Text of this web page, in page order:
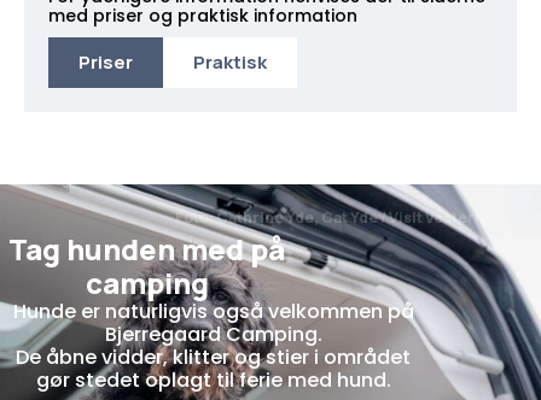
med priser og praktisk information
Priser Praktisk
Foto: Cathrine Yde, Cat Yde / Visit Vesterhavet
Tag hunden med på
camping
Hunde er naturligvis også velkommen på
Bjerregaard Camping.
De åbne vidder, klitter og stier i området
gør stedet oplagt til ferie med hund.